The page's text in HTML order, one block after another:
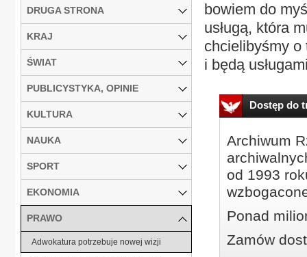
bowiem do
usługą, która
chcielibyśmy o
i będą
Dostęp do
Archiwum
od 1993
Ponad
Zamów
DRUGA STRONA
KRAJ
ŚWIAT
PUBLICYSTYKA, OPINIE
KULTURA
NAUKA
SPORT
EKONOMIA
PRAWO
Adwokatura potrzebuje nowej wizji